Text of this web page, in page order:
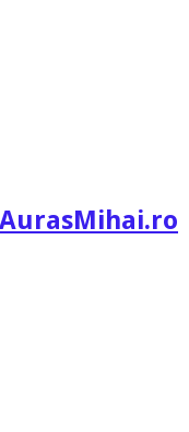
AurasMihai.ro